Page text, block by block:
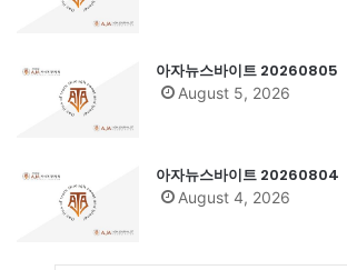
아자뉴스바이트 20260805
August 5, 2026
아자뉴스바이트 20260804
August 4, 2026